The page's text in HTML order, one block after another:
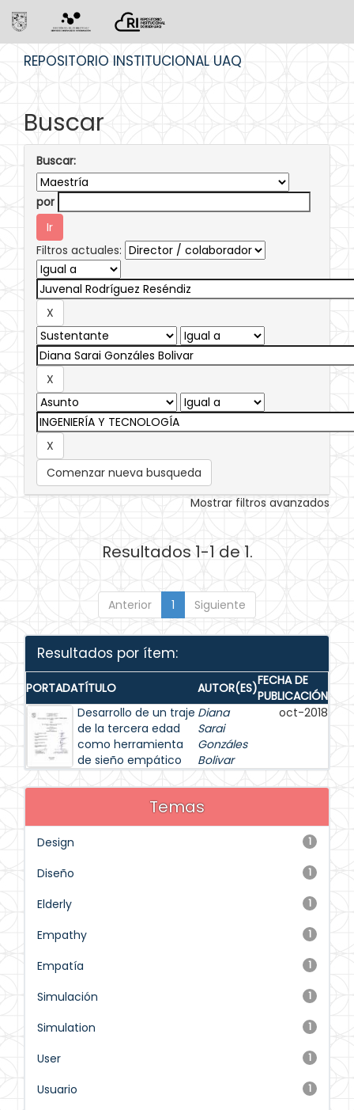
REPOSITORIO INSTITUCIONAL UAQ
Buscar
Buscar:
por
Filtros actuales:
Comenzar nueva busqueda
Mostrar filtros avanzados
Resultados 1-1 de 1.
Anterior 1 Siguiente
Resultados por ítem:
PORTADATÍTULO AUTOR(ES)FECHA DE
PUBLICACIÓN
Desarrollo de un traje
de la tercera edad
como herramienta
de sieño empático
Diana
Sarai
Gonzáles
Bolivar
oct-2018
Temas
1
Design
1
Diseño
1
Elderly
1
Empathy
1
Empatía
1
Simulación
1
Simulation
1
User
1
Usuario